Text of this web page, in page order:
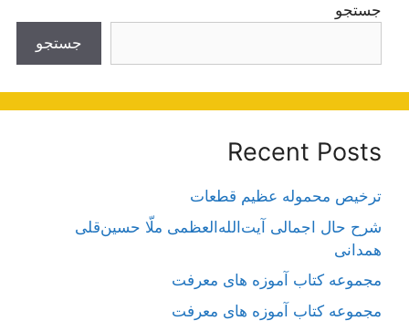
جستجو
جستجو
Recent Posts
ترخیص محموله عظیم قطعات
شرح حال اجمالی آیت‌الله‌العظمی ملّا حسین‌قلی
همدانی
مجموعه کتاب آموزه های معرفت
مجموعه کتاب آموزه های معرفت